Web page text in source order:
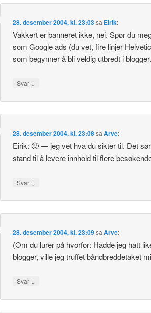
28. desember 2004, kl. 23:03sa Eirik:
Vakkert er banneret ikke, nei. Spør du
som Google ads (du vet, fire linjer
som begynner å bli veldig utbredt i
Svar ↓
28. desember 2004, kl. 23:08sa Arve:
Eirik: 🙂 — jeg vet hva du sikter til. Det
stand til å levere innhold til flere
Svar ↓
28. desember 2004, kl. 23:09sa Arve:
(Om du lurer på hvorfor: Hadde jeg hatt
blogger, ville jeg truffet båndbreddetaket
Svar ↓